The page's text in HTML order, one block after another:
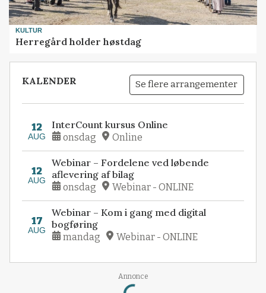
KULTUR
Herregård holder høstdag
KALENDER Se flere arrangementer
12
AUG
InterCount kursus Online
onsdag Online
12
AUG
Webinar – Fordelene ved løbende
aflevering af bilag
onsdag Webinar - ONLINE
17
AUG
Webinar – Kom i gang med digital
bogføring
mandag Webinar - ONLINE
Annonce
Loading...